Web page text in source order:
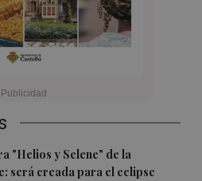
"Helios y Selene" de la
será creada para el eclipse